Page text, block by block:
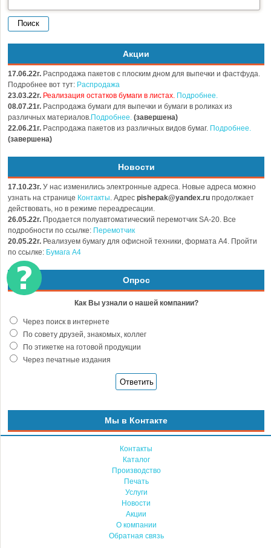
Акции
17.06.22г. Распродажа пакетов с плоским дном для выпечки и фастфуда.
Подробнее вот тут: Распродажа
23.03.22г. Реализация остатков бумаги в листах. Подробнее.
08.07.21г. Распродажа бумаги для выпечки и бумаги в роликах из
различных материалов.Подробнее. (завершена)
22.06.21г. Распродажа пакетов из различных видов бумаг. Подробнее.
(завершена)
Новости
17.10.23г. У нас изменились электронные адреса. Новые адреса можно
узнать на странице Контакты. Адрес pishepak@yandex.ru продолжает
действовать, но в режиме переадресации.
26.05.22г. Продается полуавтоматический перемотчик SA-20. Все
подробности по ссылке: Перемотчик
20.05.22г. Реализуем бумагу для офисной техники, формата А4. Пройти
по ссылке: Бумага А4
Опрос
Как Вы узнали о нашей компании?
Через поиск в интернете
По совету друзей, знакомых, коллег
По этикетке на готовой продукции
Через печатные издания
Мы в Контакте
Контакты
Каталог
Производство
Печать
Услуги
Новости
Акции
О компании
Обратная связь